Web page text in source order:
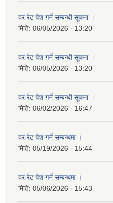
दर रेट पेश गर्ने सम्बन्धी सूचना ।
मिति: 06/05/2026 - 13:20
दर रेट पेश गर्ने सम्बन्धी सूचना ।
मिति: 06/05/2026 - 13:20
दर रेट पेश गर्ने सम्बन्धी सूचना ।
मिति: 06/02/2026 - 16:47
दर रेट पेश गर्ने सम्बन्धमा ।
मिति: 05/19/2026 - 15:44
दर रेट पेश गर्ने सम्बन्धमा ।
मिति: 05/06/2026 - 15:43